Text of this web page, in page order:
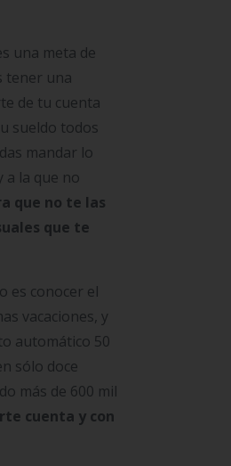
una meta de
tener una
de tu cuenta
sueldo todos
mandar lo
a la que no
que no te las
que te
es conocer el
vacaciones, y
automático 50
sólo doce
más de 600 mil
cuenta y con